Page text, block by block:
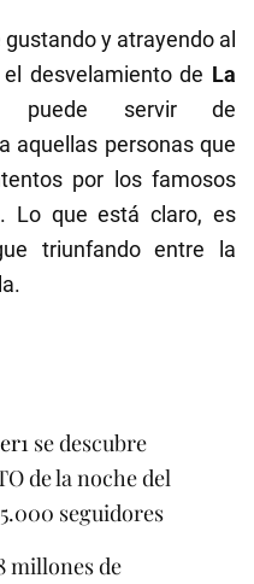
gustando y atrayendo al
desvelamiento de La
servir de
aquellas personas que
por los famosos
Lo que está claro, es
triunfando entre la
se descubre
de la noche del
seguidores
millones de